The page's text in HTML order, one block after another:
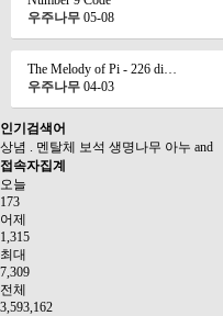
우주나무 05-08
The Melody of Pi - 226 di…
우주나무 04-03
인기검색어
상념 . 멘탈체 보석 생명나무 아누 and
접속자집계
오늘
173
어제
1,315
최대
7,309
전체
3,593,162